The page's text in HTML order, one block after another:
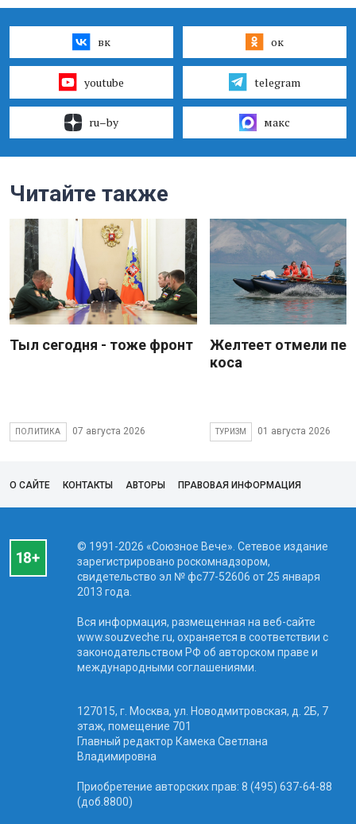
вк ок
youtube telegram
ru–by макс
Читайте также
Тыл сегодня - тоже фронт
ПОЛИТИКА 07 августа 2026
Желтеет отмели
коса
ТУРИЗМ 01 августа 2026
О САЙТЕ КОНТАКТЫ АВТОРЫ ПРАВОВАЯ ИНФОРМАЦИЯ
© 1991-2026 «Союзное Вече». Сетевое издание
зарегистрировано роскомнадзором,
свидетельство эл № фc77-52606 от 25 января
2013 года.
Вся информация, размещенная на веб-сайте
www.souzveche.ru, охраняется в соответствии с
законодательством РФ об авторском праве и
международными соглашениями.
127015, г. Москва, ул. Новодмитровская, д. 2Б, 7
этаж, помещение 701
Главный редактор Камека Светлана
Владимировна
Приобретение авторских прав: 8 (495) 637-64-88
(доб.8800)